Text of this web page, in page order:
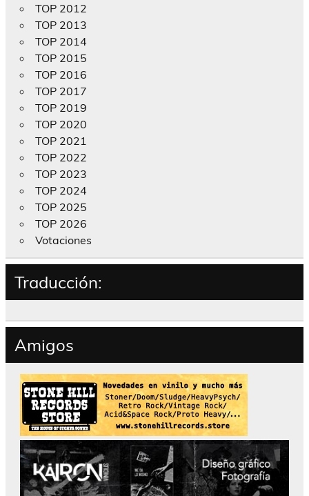
TOP 2012
TOP 2013
TOP 2014
TOP 2015
TOP 2016
TOP 2017
TOP 2019
TOP 2020
TOP 2021
TOP 2022
TOP 2023
TOP 2024
TOP 2025
TOP 2026
Votaciones
Traducción:
Amigos